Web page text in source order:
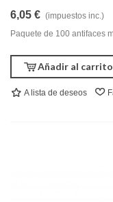
6,05 € (impuestos inc.)
Paquete de 100 antifaces
Añadir al carrito
A lista de deseos